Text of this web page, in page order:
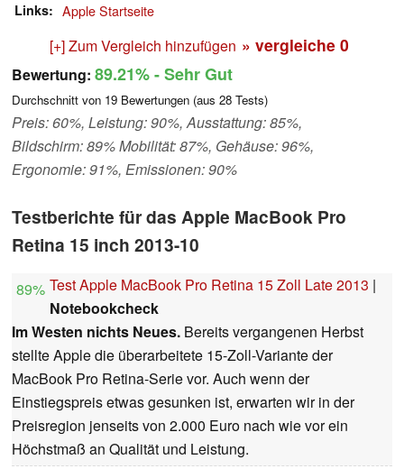
Links Apple Startseite
[+] Zum Vergleich hinzufügen » vergleiche 0
Bewertung: 89.21%- Sehr Gut
Durchschnitt von 19 Bewertungen (aus 28 Tests)
Preis: 60%, Leistung: 90%, Ausstattung: 85%,
Bildschirm: 89% Mobilität: 87%, Gehäuse: 96%,
Ergonomie: 91%, Emissionen: 90%
Testberichte für das Apple MacBook Pro
Retina 15 inch 2013-10
89% Test Apple MacBook Pro Retina 15 Zoll Late 2013 |
Notebookcheck
Im Westen nichts Neues. Bereits vergangenen Herbst
stellte Apple die überarbeitete 15-Zoll-Variante der
MacBook Pro Retina-Serie vor. Auch wenn der
Einstiegspreis etwas gesunken ist, erwarten wir in der
Preisregion jenseits von 2.000 Euro nach wie vor ein
Höchstmaß an Qualität und Leistung.